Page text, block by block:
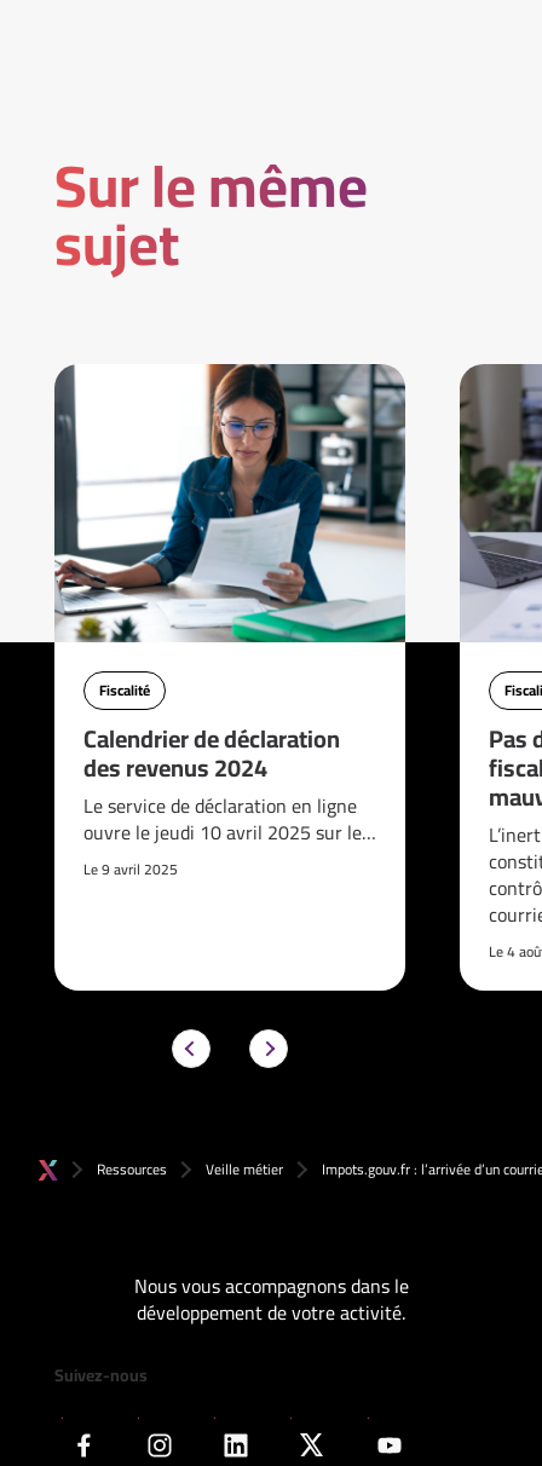
Sur le même
sujet
Fiscalité
Calendrier de déclaration
des revenus 2024
Le service de déclaration en ligne
ouvre le jeudi 10 avril 2025 sur le…
Le 9 avril 2025
Pas
Le 4
Ressources Veille métier Impots.gouv.fr : l’arrivée d’un
Nous vous accompagnons dans le
développement de votre activité.
Suivez-nous